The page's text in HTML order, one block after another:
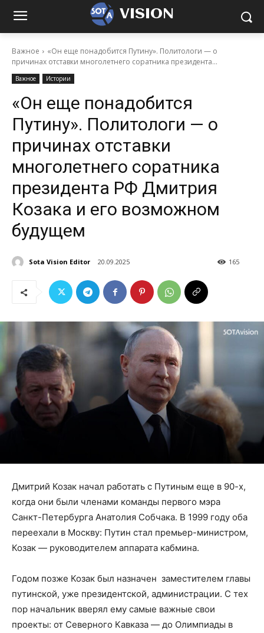
VISION
Важное
«Он еще понадобится Путину». Политологи — о
причинах отставки многолетнего соратника президента...
Важное Истории
«Он еще понадобится
Путину». Политологи — о
причинах отставки
многолетнего соратника
президента РФ Дмитрия
Козака и его возможном
будущем
Sota Vision Editor 20.09.2025 165
Дмитрий Козак начал работать с Путиным еще в 90-х,
когда они были членами команды первого мэра
Санкт-Петербурга Анатолия Собчака. В 1999 году оба
переехали в Москву: Путин стал премьер-министром,
Козак — руководителем аппарата кабмина.
Годом позже Козак был назначен заместителем главы
путинской, уже президентской, администрации. С тех
пор начальник вверял ему самые важные свои
проекты: от Северного Кавказа — до Олимпиады в